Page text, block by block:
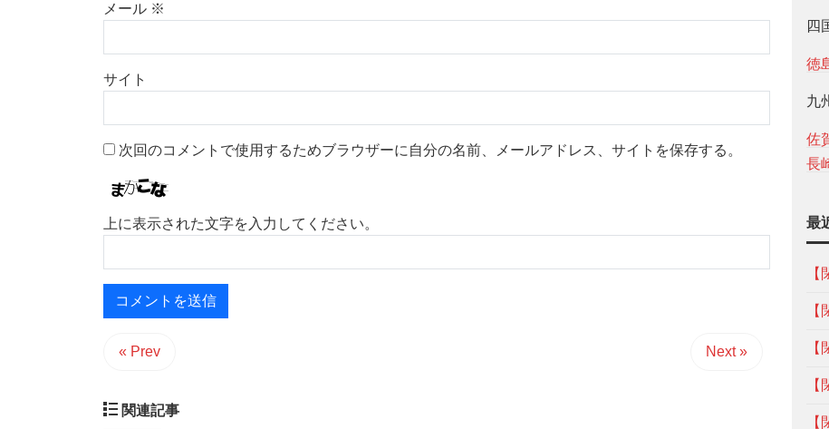
メール ※
サイト
次回のコメントで使用するためブラウザーに自分の名前、メールアドレス、サイトを保存する。
上に表示された文字を入力してください。
« Prev Next »
関連記事
四
徳
九
佐
長
最